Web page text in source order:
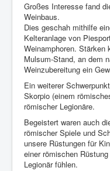
Großes Interesse fand
Weinbaus.
Dies geschah mithilfe
Kelteranlage von
Weinamphoren. Stärken
Mulsum-Stand, an dem
Weinzubereitung ein
Ein weiterer
Skorpio (einem
römischer Legionäre.
Begeistert waren auch
römischer Spiele und
unsere Rüstungen für
einer römischen
Legionär fühlen.